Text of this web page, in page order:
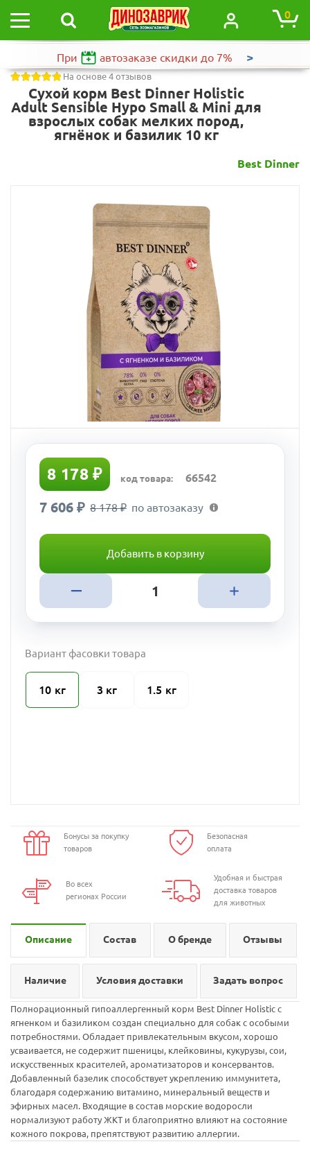
0
При автозаказе скидки до 7% >
На основе 4 отзывов
Сухой корм Best Dinner Holistic
Adult Sensible Hypo Small & Mini для
взрослых собак мелких пород,
ягнёнок и базилик 10 кг
Best Dinner
8 178 ₽ код товара: 66542
7 606 ₽ 8 178 ₽ по автозаказу
Добавить в корзину
Вариант фасовки товара
10 кг 3 кг 1.5 кг
Бонусы за покупку
товаров
Безопасная
оплата
Во всех
регионах России
Удобная и быстрая
доставка товаров
для животных
Описание Состав О бренде Отзывы
Наличие Условия доставки Задать вопрос
Полнорационный гипоаллергенный корм Best Dinner Holistic с
ягненком и базиликом создан специально для собак с особыми
потребностями. Обладает привлекательным вкусом, хорошо
усваивается, не содержит пшеницы, клейковины, кукурузы, сои,
искусственных красителей, ароматизаторов и консервантов.
Добавленный базелик способствует укреплению иммунитета,
благодаря содержанию витамино, минеральный веществ и
эфирных масел. Входящие в состав морские водоросли
нормализуют работу ЖКТ и благоприятно влияют на состояние
кожного покрова, препятствуют развитию аллергии.